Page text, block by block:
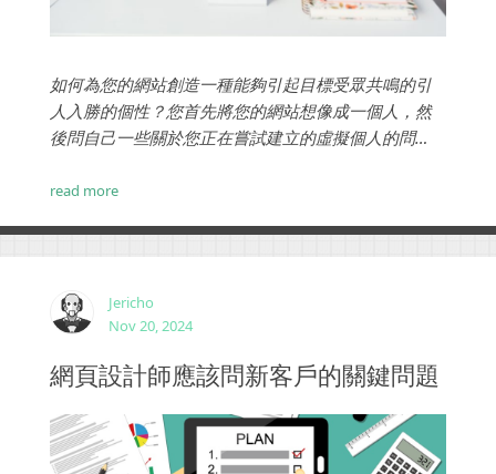
如何為您的網站創造一種能夠引起目標受眾共鳴的引
人入勝的個性？您首先將您的網站想像成一個人，然
後問自己一些關於您正在嘗試建立的虛擬個人的問
上。...
read more
Jericho
Nov 20, 2024
網頁設計師應該問新客戶的關鍵問題